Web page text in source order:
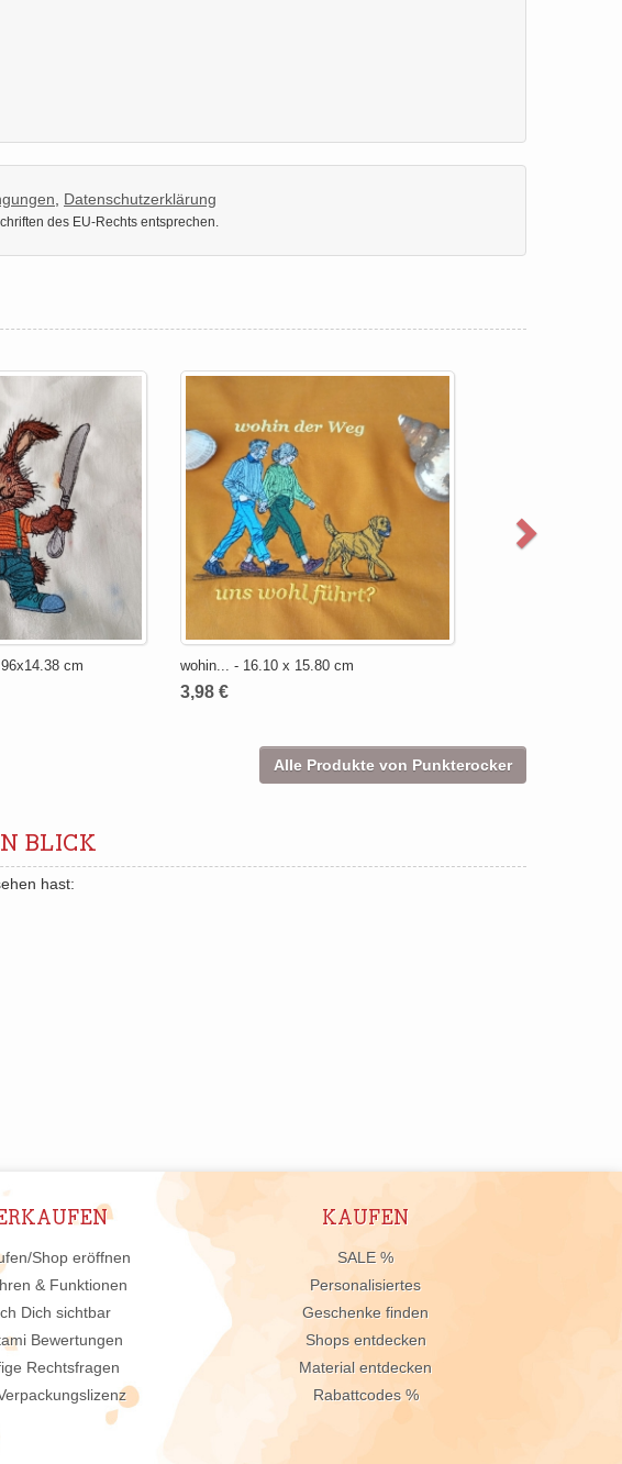
Datenschutzerklärung
des EU-Rechts entsprechen.
cm wohin... - 16.10 x 15.80 cm
3,98 €
Alle Produkte von Punkterocker
BLICK
hast:
Shop eröffnen
& Funktionen
Dich sichtbar
Bewertungen
Rechtsfragen
KAUFEN
SALE %
Personalisiertes
Geschenke finden
Shops entdecken
Material entdecken
Rabattcodes %